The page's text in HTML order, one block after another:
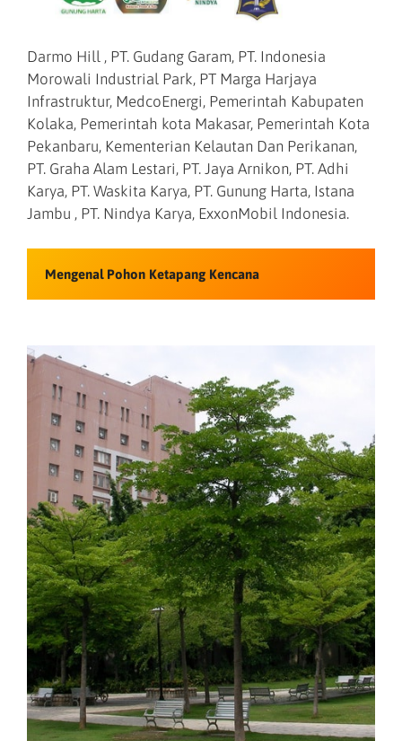
Darmo Hill , PT. Gudang Garam, PT. Indonesia
Morowali Industrial Park, PT Marga Harjaya
Infrastruktur, MedcoEnergi, Pemerintah Kabupaten
Kolaka, Pemerintah kota Makasar, Pemerintah Kota
Pekanbaru, Kementerian Kelautan Dan Perikanan,
PT. Graha Alam Lestari, PT. Jaya Arnikon, PT. Adhi
Karya, PT. Waskita Karya, PT. Gunung Harta, Istana
Jambu , PT. Nindya Karya, ExxonMobil Indonesia.
Mengenal Pohon Ketapang Kencana